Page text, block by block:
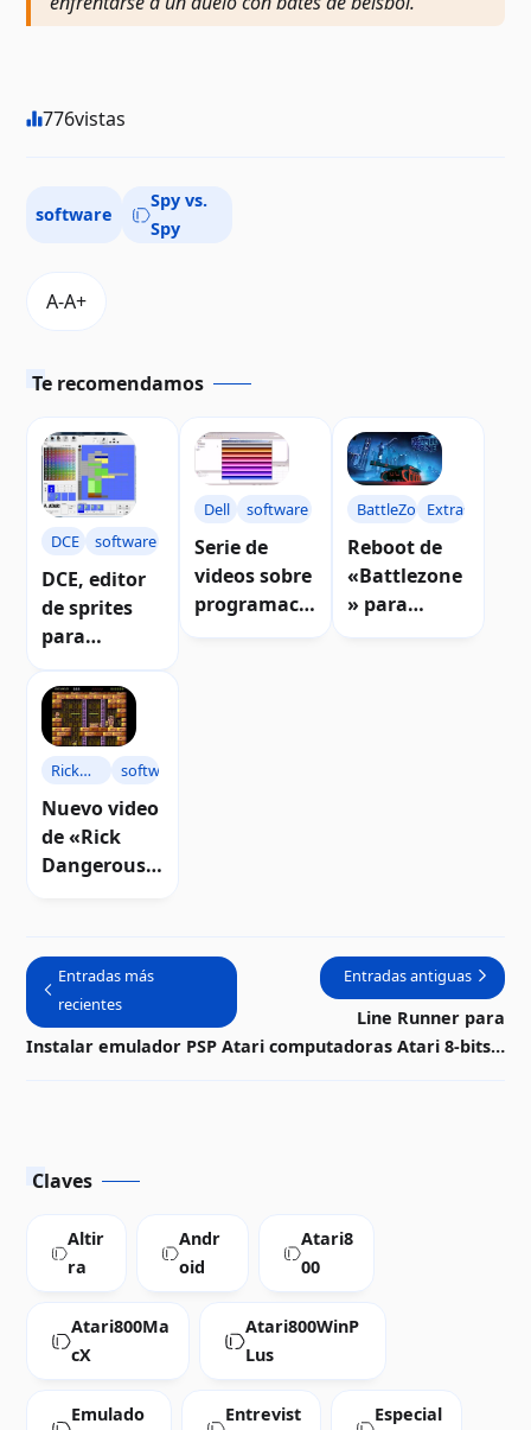
776vistas
software
Spy vs.
Spy
Te recomendamos
DCE software
DCE, editor
de sprites
para
as Atari 8-
bits
Dell software
Serie de
videos sobre
programació
BattleZoneExtras
Reboot de
«Battlezone
» para
Rick
Dangerous
software
Nuevo video
de «Rick
Dangerous»
Entradas más
recientes
Instalar emulador PSP Atari
Entradas antiguas
Line Runner para
computadoras Atari 8-bits |
Claves
Altir
ra
Andr
oid
Atari8
00
Atari800Ma
cX
Atari800WinP
Lus
Emulado
Entrevist
Especial